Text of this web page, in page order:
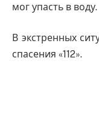
мог упасть в воду.
В экстренных
спасения «112».